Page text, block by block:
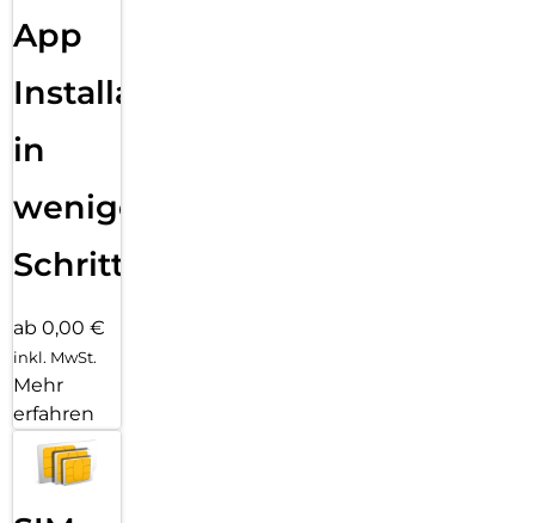
App
Installation
in
wenigen
Schritten
ab 0,00 €
inkl. MwSt.
Mehr
erfahren